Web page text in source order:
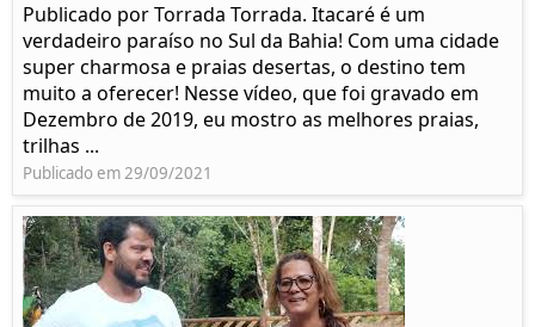
Publicado por Torrada Torrada. Itacaré é um
verdadeiro paraíso no Sul da Bahia! Com uma cidade
super charmosa e praias desertas, o destino tem
muito a oferecer! Nesse vídeo, que foi gravado em
Dezembro de 2019, eu mostro as melhores praias,
trilhas ...
Publicado em 29/09/2021